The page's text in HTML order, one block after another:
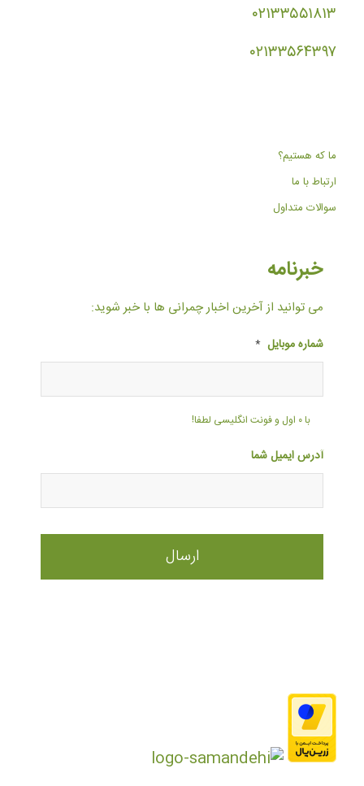
۰۲۱۳۳۵۵۱۸۱۳
۰۲۱۳۳۵۶۴۳۹۷
ما که هستیم؟
ارتباط با ما
سوالات متداول
خبرنامه
می توانید از آخرین اخبار چمرانی ها با خبر شوید:
شماره موبایل *
با ۰ اول و فونت انگلیسی لطفا!
آدرس ایمیل شما